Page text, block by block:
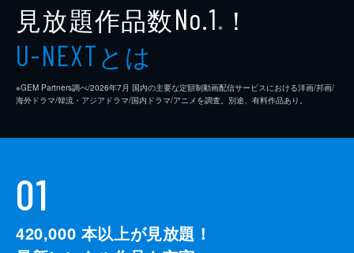
見放題作品数No.1 ※ ！
U-NEXTとは
※GEM Partners調べ/2026年7⽉ 国内の主要な定額制動画配信サービスにおける洋画/邦画/
海外ドラマ/韓流・アジアドラマ/国内ドラマ/アニメを調査。別途、有料作品あり。
01
420,000 本以上が見放題！